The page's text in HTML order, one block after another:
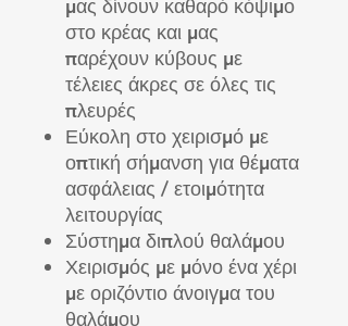
μας δίνουν καθαρό κόψιμο
στο κρέας και μας
παρέχουν κύβους με
τέλειες άκρες σε όλες τις
πλευρές
Εύκολη στο χειρισμό με
οπτική σήμανση για θέματα
ασφάλειας / ετοιμότητα
λειτουργίας
Σύστημα διπλού θαλάμου
Χειρισμός με μόνο ένα χέρι
με οριζόντιο άνοιγμα του
θαλάμου